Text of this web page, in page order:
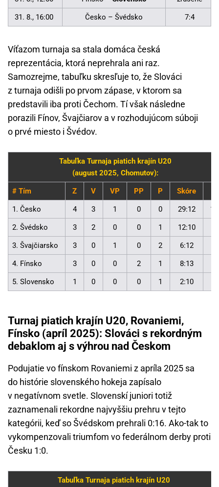
31. 8., 16:00 Česko – Švédsko 7:4
Víťazom turnaja sa stala domáca česká
reprezentácia, ktorá neprehrala ani raz.
Samozrejme, tabuľku skresľuje to, že Slováci
z turnaja odišli po prvom zápase, v ktorom sa
predstavili iba proti Čechom. Tí však následne
porazili Fínov, Švajčiarov a v rozhodujúcom súboji
o prvé miesto i Švédov.
Tabuľka Turnaja piatich krajín U20
(august 2025, Chomutov):
# Tím Z V VP PP P Skóre
1. Česko 4 3 1 0 0 29:12 11
2. Švédsko 3 2 0 0 1 12:10
3. Švajčiarsko 3 0 1 0 2 6:12
4. Fínsko 3 0 0 2 1 8:13
5. Slovensko 1 0 0 0 1 2:10
Turnaj piatich krajín U20, Rovaniemi,
Fínsko (apríl 2025): Slováci s rekordným
debaklom aj s výhrou nad Českom
Podujatie vo fínskom Rovaniemi z apríla 2025 sa
do histórie slovenského hokeja zapísalo
v negatívnom svetle. Slovenskí juniori totiž
zaznamenali rekordne najvyššiu prehru v tejto
kategórii, keď so Švédskom prehrali 0:16. Ako-tak to
vykompenzovali triumfom vo federálnom derby proti
Česku 1:0.
Tabuľka Turnaja piatich krajín U20